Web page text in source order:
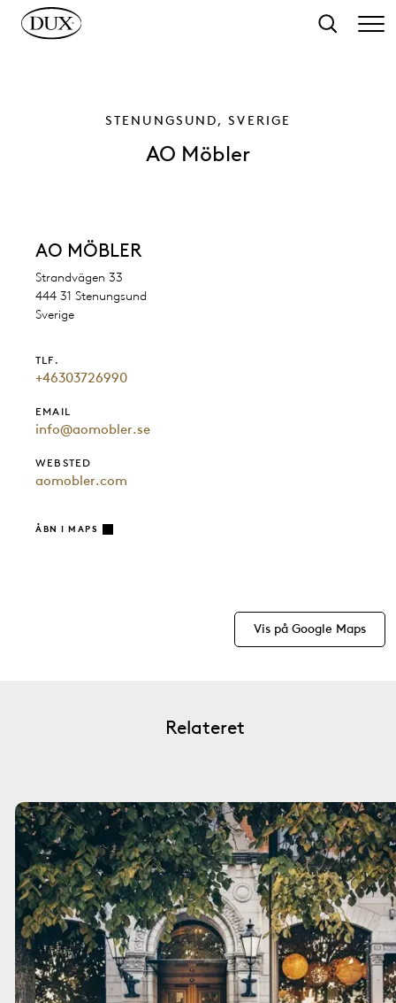
Søg
STENUNGSUND, SVERIGE
AO Möbler
AO MÖBLER
Strandvägen 33
444 31 Stenungsund
Sverige
TLF.
+46303726990
EMAIL
info@aomobler.se
WEBSTED
aomobler.com
ÅBN I MAPS
Vis på Google Maps
Relateret